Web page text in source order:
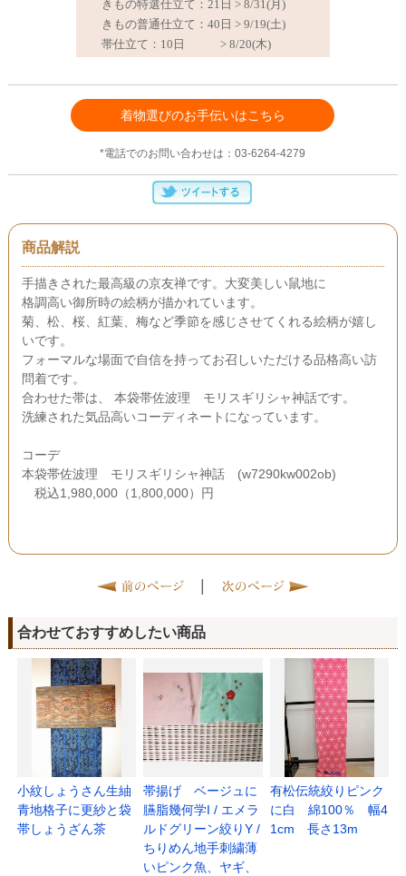
着物選びのお手伝いはこちら
*電話でのお問い合わせは：03-6264-4279
商品解説
手描きされた最高級の京友禅です。大変美しい鼠地に
格調高い御所時の絵柄が描かれています。
菊、松、桜、紅葉、梅など季節を感じさせてくれる絵柄が嬉し
いです。
フォーマルな場面で自信を持ってお召しいただける品格高い訪
問着です。
合わせた帯は、 本袋帯佐波理 モリスギリシャ神話です。
洗練された気品高いコーディネートになっています。
コーデ
本袋帯佐波理 モリスギリシャ神話 (w7290kw002ob)
税込1,980,000（1,800,000）円
|
合わせておすすめしたい商品
小紋しょうさん生紬
青地格子に更紗と袋
帯しょうざん茶
帯揚げ ベージュに
臙脂幾何学I / エメラ
ルドグリーン絞りY /
ちりめん地手刺繍薄
いピンク魚、ヤギ、
有松伝統絞りピンク
に白 綿100％ 幅4
1cm 長さ13m